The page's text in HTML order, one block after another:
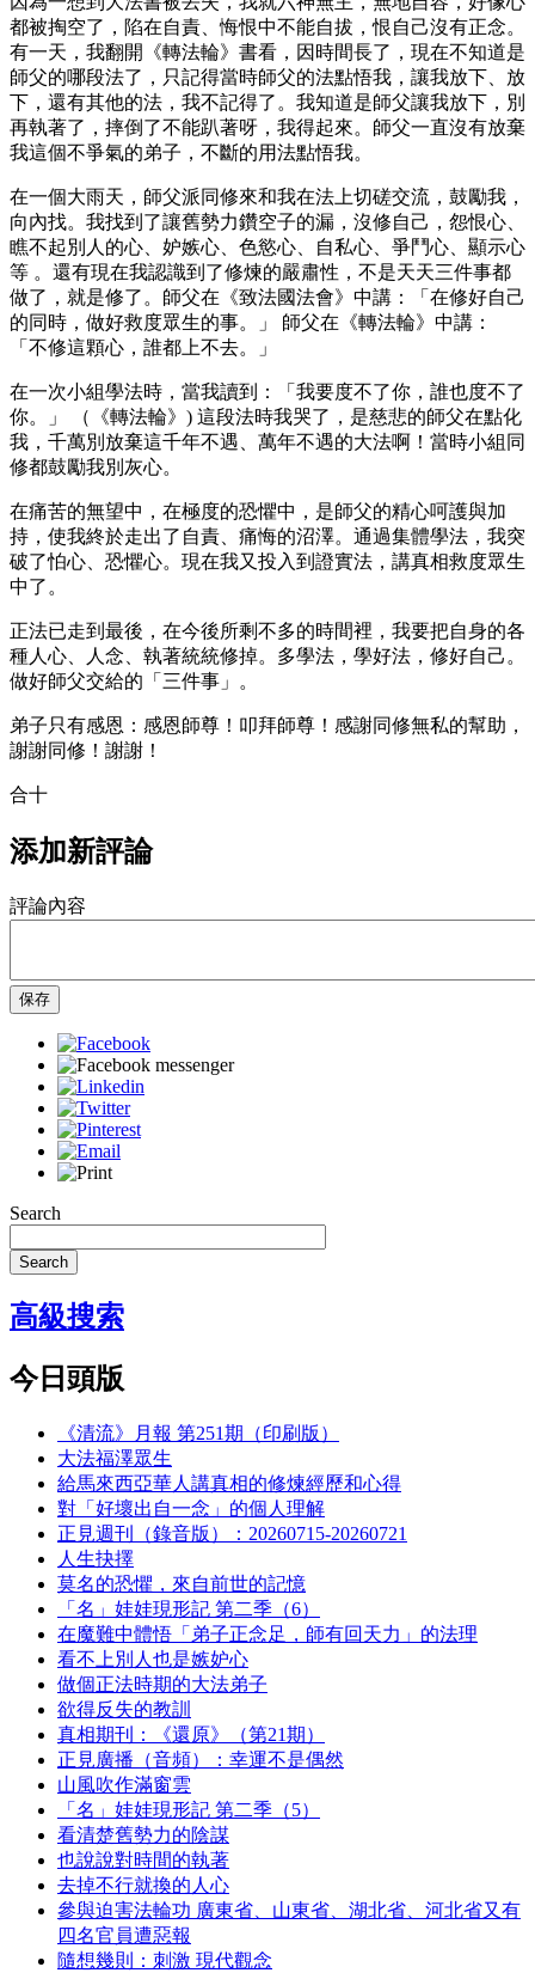
都被掏空了，陷在自責、悔恨中不能自拔，恨自己沒有正念。
有一天，我翻開《轉法輪》書看，因時間長了，現在不知道是
師父的哪段法了，只記得當時師父的法點悟我，讓我放下、放
下，還有其他的法，我不記得了。我知道是師父讓我放下，別
再執著了，摔倒了不能趴著呀，我得起來。師父一直沒有放棄
我這個不爭氣的弟子，不斷的用法點悟我。
在一個大雨天，師父派同修來和我在法上切磋交流，鼓勵我，
向內找。我找到了讓舊勢力鑽空子的漏，沒修自己，怨恨心、
瞧不起別人的心、妒嫉心、色慾心、自私心、爭鬥心、顯示心
等 。還有現在我認識到了修煉的嚴肅性，不是天天三件事都
做了，就是修了。師父在《致法國法會》中講：「在修好自己
的同時，做好救度眾生的事。」 師父在《轉法輪》中講：
「不修這顆心，誰都上不去。」
在一次小組學法時，當我讀到：「我要度不了你，誰也度不了
你。」 （《轉法輪》) 這段法時我哭了，是慈悲的師父在點化
我，千萬別放棄這千年不遇、萬年不遇的大法啊！當時小組同
修都鼓勵我別灰心。
在痛苦的無望中，在極度的恐懼中，是師父的精心呵護與加
持，使我終於走出了自責、痛悔的沼澤。通過集體學法，我突
破了怕心、恐懼心。現在我又投入到證實法，講真相救度眾生
中了。
正法已走到最後，在今後所剩不多的時間裡，我要把自身的各
種人心、人念、執著統統修掉。多學法，學好法，修好自己。
做好師父交給的「三件事」。
弟子只有感恩：感恩師尊！叩拜師尊！感謝同修無私的幫助，
謝謝同修！謝謝！
合十
添加新評論
評論內容
保存
Search
Search
高級搜索
今日頭版
《清流》月報 第251期（印刷版）
大法福澤眾生
給馬來西亞華人講真相的修煉經歷和心得
對「好壞出自一念」的個人理解
正見週刊（錄音版）：20260715-20260721
人生抉擇
莫名的恐懼，來自前世的記憶
「名」娃娃現形記 第二季（6）
在魔難中體悟「弟子正念足，師有回天力」的法理
看不上別人也是嫉妒心
做個正法時期的大法弟子
欲得反失的教訓
真相期刊：《還原》（第21期）
正見廣播（音頻）：幸運不是偶然
山風吹作滿窗雲
「名」娃娃現形記 第二季（5）
看清楚舊勢力的陰謀
也說說對時間的執著
去掉不行就換的人心
參與迫害法輪功 廣東省、山東省、湖北省、河北省又有
四名官員遭惡報
隨想幾則：刺激 現代觀念